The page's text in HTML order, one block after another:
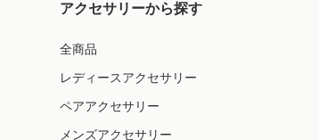
アクセサリーから探す
全商品
レディースアクセサリー
ペアアクセサリー
メンズアクセサリー